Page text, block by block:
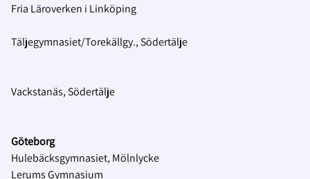
Fria Läroverken i Linköping
Täljegymnasiet/Torekällgy., Södertälje
Vackstanäs, Södertälje
Göteborg
Hulebäcksgymnasiet, Mölnlycke
Lerums Gymnasium